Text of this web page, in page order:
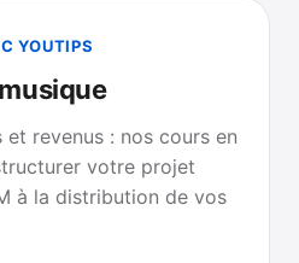
YOUTIPS
revenus : nos cours en
votre projet
à la distribution de vos